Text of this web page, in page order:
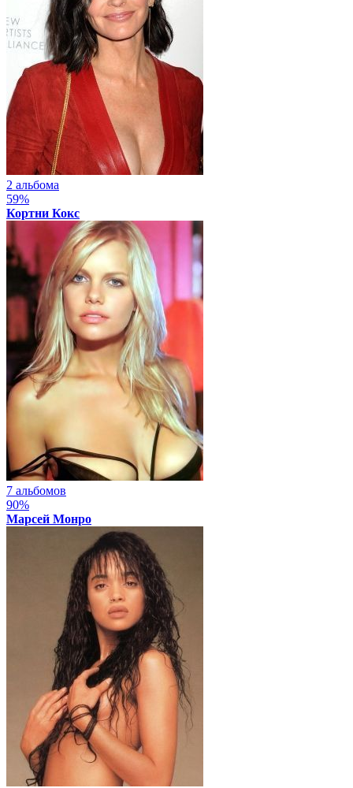
2 альбома
59%
Кортни Кокс
7 альбомов
90%
Марсей Монро